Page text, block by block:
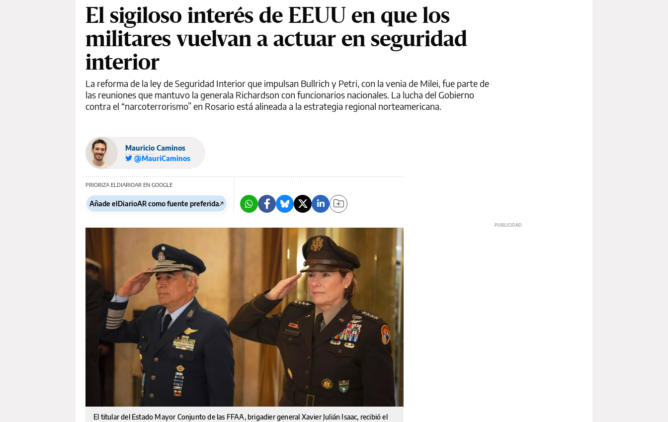
El sigiloso interés de EEUU en que los
militares vuelvan a actuar en seguridad
interior
La reforma de la ley de Seguridad Interior que impulsan Bullrich y Petri, con la venia de Milei, fue parte de
las reuniones que mantuvo la generala Richardson con funcionarios nacionales. La lucha del Gobierno
contra el “narcoterrorismo” en Rosario está alineada a la estrategia regional norteamericana.
Mauricio Caminos
@MauriCaminos
PRIORIZA ELDIARIOAR EN GOOGLE
Añade elDiarioAR como fuente preferida
El titular del Estado Mayor Conjunto de las FFAA, brigadier general Xavier Julián Isaac, recibió el